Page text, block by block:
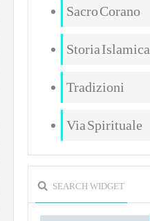
Sacro Corano
Storia Islamica
Tradizioni
Via Spirituale
SEARCH WIDGET